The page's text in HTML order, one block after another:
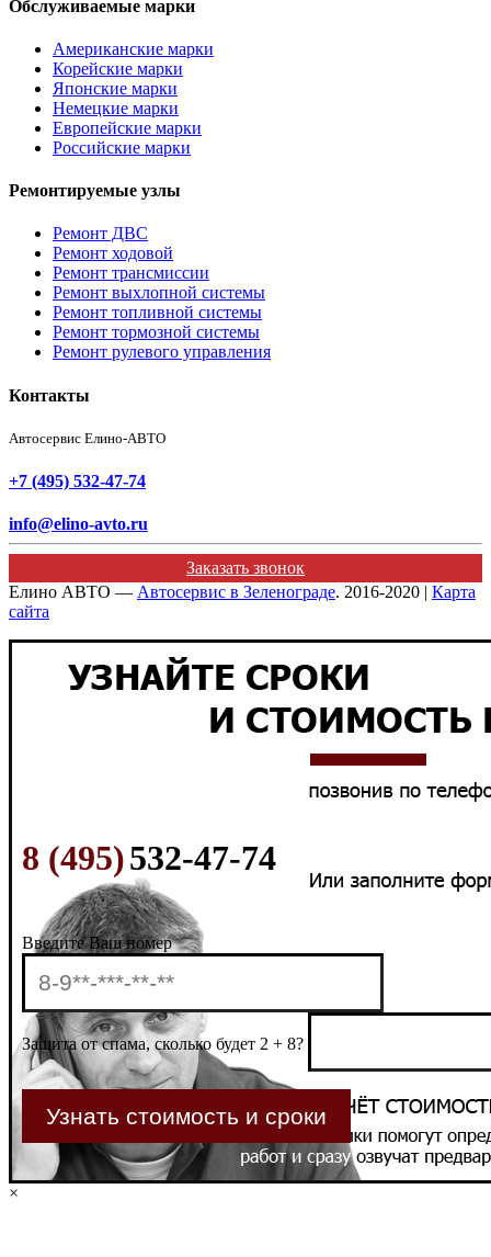
Обслуживаемые марки
Американские марки
Корейские марки
Японские марки
Немецкие марки
Европейские марки
Российские марки
Ремонтируемые узлы
Ремонт ДВС
Ремонт ходовой
Ремонт трансмиссии
Ремонт выхлопной системы
Ремонт топливной системы
Ремонт тормозной системы
Ремонт рулевого управления
Контакты
Автосервис Елино-АВТО
+7 (495) 532-47-74
info@elino-avto.ru
Заказать звонок
Елино АВТО — Автосервис в Зеленограде. 2016-2020 | Карта
сайта
8 (495)532-47-74
Введите Ваш номер
Защита от спама, сколько будет 2 + 8?
×